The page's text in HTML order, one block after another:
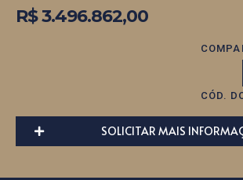
R$ 3.496.862,00
CÓD.
SOLICITAR MAIS